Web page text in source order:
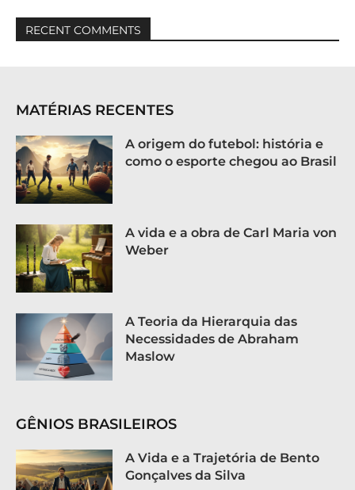
RECENT COMMENTS
MATÉRIAS RECENTES
A origem do futebol: história e
como o esporte chegou ao Brasil
A vida e a obra de Carl Maria von
Weber
A Teoria da Hierarquia das
Necessidades de Abraham
Maslow
GÊNIOS BRASILEIROS
A Vida e a Trajetória de Bento
Gonçalves da Silva